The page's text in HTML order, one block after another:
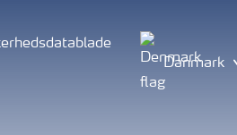
Danmark